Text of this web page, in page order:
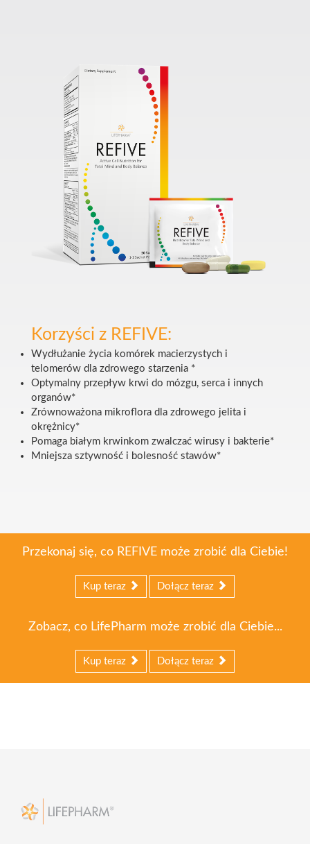
Korzyści z REFIVE:
Wydłużanie życia komórek macierzystych i
telomerów dla zdrowego starzenia *
Optymalny przepływ krwi do mózgu, serca i innych
organów*
Zrównoważona mikroflora dla zdrowego jelita i
okrężnicy*
Pomaga białym krwinkom zwalczać wirusy i bakterie*
Mniejsza sztywność i bolesność stawów*
Przekonaj się, co REFIVE może zrobić dla Ciebie!
Kup teraz Dołącz teraz
Zobacz, co LifePharm może zrobić dla Ciebie...
Kup teraz Dołącz teraz